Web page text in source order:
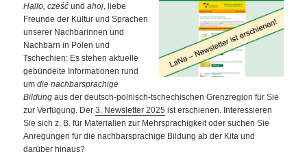
Hallo, cześćundahoj, liebe
Freunde der Kultur und Sprachen
unserer Nachbarinnen und
Nachbarn in Polen und
Tschechien: Es stehen aktuelle
gebündelte Informationen rund
umdie nachbarsprachige
Bildungaus der deutsch-polnisch-tschechischen Grenzregion für Sie
zur Verfügung. Der3. Newsletter 2025 ist erschienen. Interessieren
Sie sich z. B. für Materialien zur Mehrsprachigkeit oder suchen Sie
Anregungen für die nachbarsprachige Bildung ab der Kita und
darüber hinaus?